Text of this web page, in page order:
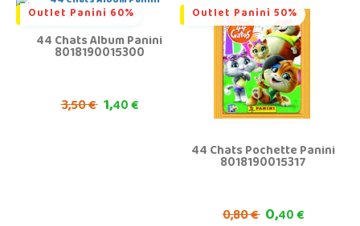
Outlet Panini 60%
44 Chats Album Panini
8018190015300
3,50 € 1,40 €
Outlet Panini 50%
44 Chats Pochette Panini
8018190015317
0,80 € 0,40 €